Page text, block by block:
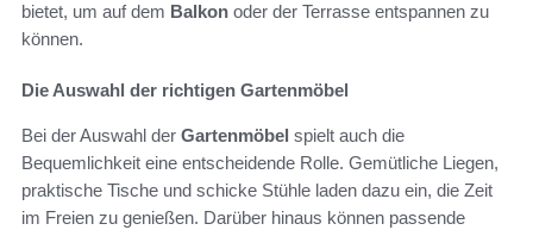
bietet, um auf dem Balkon oder der Terrasse entspannen zu
können.
Die Auswahl der richtigen Gartenmöbel
Bei der Auswahl der Gartenmöbel spielt auch die
Bequemlichkeit eine entscheidende Rolle. Gemütliche Liegen,
praktische Tische und schicke Stühle laden dazu ein, die Zeit
im Freien zu genießen. Darüber hinaus können passende